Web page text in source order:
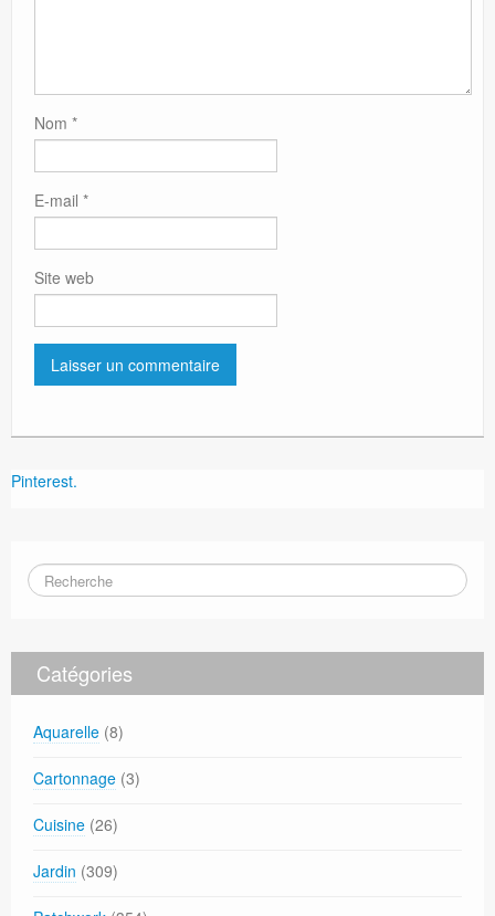
Nom *
E-mail *
Site web
Pinterest.
Catégories
Aquarelle (8)
Cartonnage (3)
Cuisine (26)
Jardin (309)